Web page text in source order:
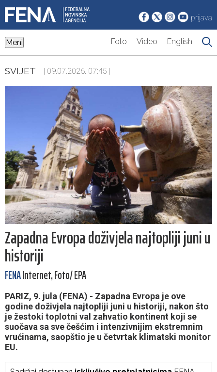
prijava
Meni Foto Video English
SVIJET | 09.07.2026. 07:45 |
Zapadna Evropa doživjela najtopliji juni u
historiji
FENAInternet, Foto/ EPA
PARIZ, 9. jula (FENA) - Zapadna Evropa je ove
godine doživjela najtopliji juni u historiji, nakon što
je žestoki toplotni val zahvatio kontinent koji se
suočava sa sve češćim i intenzivnijim ekstremnim
vrućinama, saopštio je u četvrtak klimatski monitor
EU.